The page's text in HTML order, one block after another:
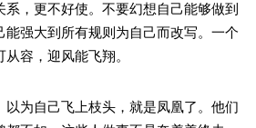
，更不好使。不要幻想自己能够做到
能强大到所有规则为自己而改写。一个
容，迎风能飞翔。
为自己飞上枝头，就是凤凰了。他们